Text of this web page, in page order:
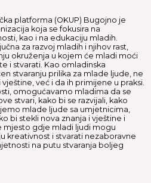
platforma (OKUP) Bugojno je
koja se fokusira na
kao i na edukaciju mladih.
za razvoj mladih i njihov rast,
okruženja u kojem će mladi moći
i stvarati. Kao omladinska
stvaranju prilika za mlade ljude, ne
već i da ih primijene u praksi.
omogućavamo mladima da se
stvari, kako bi se razvijali, kako
mlade ljude sa umjetnicima,
bi stekli nova znanja i vještine i
mjesto gdje mladi ljudi mogu
kreativnost i stvarati nezaboravne
na putu stvaranja boljeg